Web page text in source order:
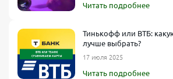
Читать подробнее
Тинькофф или ВТБ:
лучше выбрать?
17 июля 2025
Читать подробнее